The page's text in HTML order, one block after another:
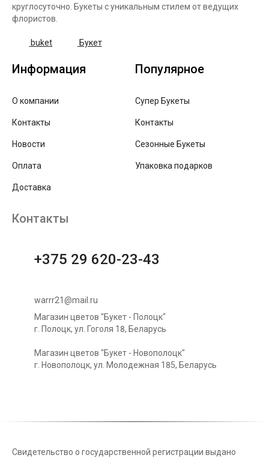
круглосуточно. Букеты с уникальным стилем от ведущих
флористов.
buket Букет
Информация
О компании
Контакты
Новости
Оплата
Доставка
Популярное
Супер Букеты
Контакты
Сезонные Букеты
Упаковка подарков
Контакты
+375 29 620-23-43
warrr21@mail.ru
Магазин цветов "Букет - Полоцк"
г. Полоцк, ул. Гоголя 18, Беларусь
Магазин цветов "Букет - Новополоцк"
г. Новополоцк, ул. Молодежная 185, Беларусь
Свидетельство о государственной регистрации выдано